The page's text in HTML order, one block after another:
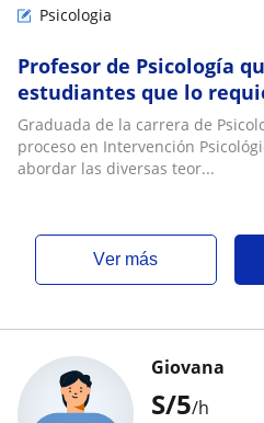
Psicologia
Profesor de Psicología
estudiantes que lo
Graduada de la carrera de
proceso en Intervención
abordar las diversas teor...
ver más
S/5/h
Giovana